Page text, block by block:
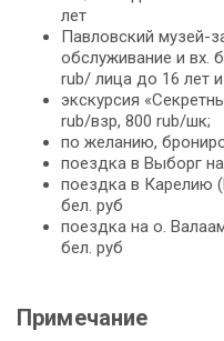
лет
Павловский музей-
обслуживание и вх.
rub/ лица до 16 лет
экскурсия
rub/взр, 800 rub/шк;
по желанию,
поездка в Выборг
поездка в Карелию
бел. руб
поездка на о.
бел. руб
Примечание